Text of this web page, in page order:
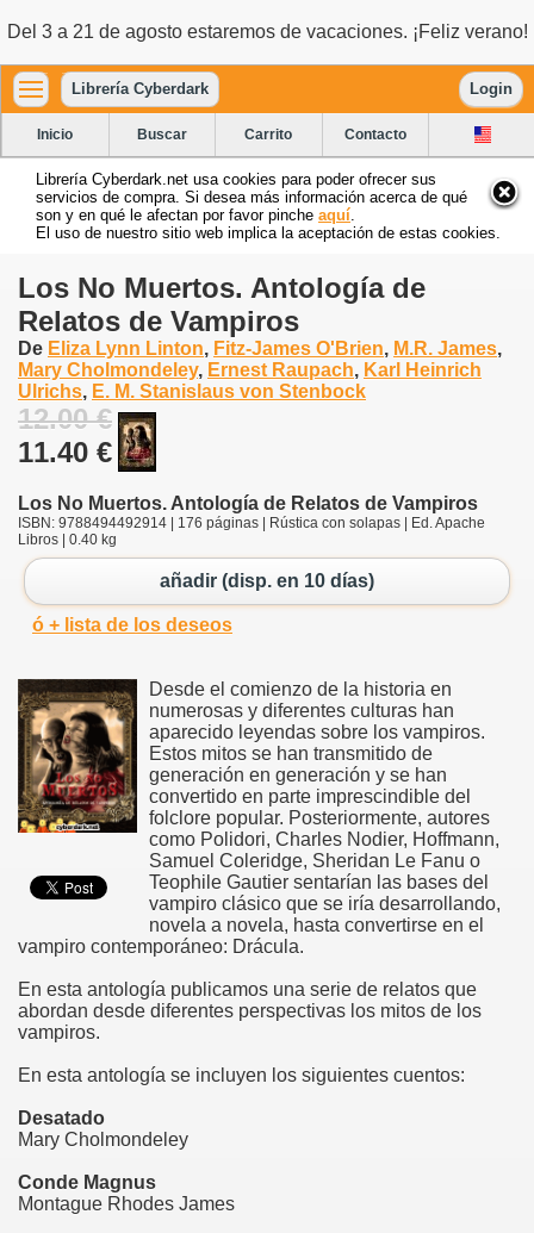
Del 3 a 21 de agosto estaremos de vacaciones. ¡Feliz verano!
Librería Cyberdark Login
Inicio Buscar Carrito Contacto
Librería Cyberdark.net usa cookies para poder ofrecer sus
servicios de compra. Si desea más información acerca de qué
son y en qué le afectan por favor pinche aquí
El uso de nuestro sitio web implica la aceptación de estas cookies.
Los No Muertos. Antología de
Relatos de Vampiros
De Eliza Lynn Linton, Fitz-James O'Brien, M.R. James,
Mary Cholmondeley, Ernest Raupach, Karl Heinrich
Ulrichs, E. M. Stanislaus von Stenbock
12.00 €
11.40 €
Los No Muertos. Antología de Relatos de Vampiros
ISBN: 9788494492914 | 176 páginas | Rústica con solapas | Ed. Apache
Libros | 0.40 kg
añadir (disp. en 10 días)
ó + lista de los deseos
Desde el comienzo de la historia en
numerosas y diferentes culturas han
aparecido leyendas sobre los vampiros.
Estos mitos se han transmitido de
generación en generación y se han
convertido en parte imprescindible del
folclore popular. Posteriormente, autores
como Polidori, Charles Nodier, Hoffmann,
Samuel Coleridge, Sheridan Le Fanu o
Teophile Gautier sentarían las bases del
vampiro clásico que se iría desarrollando,
novela a novela, hasta convertirse en el
vampiro contemporáneo: Drácula.
En esta antología publicamos una serie de relatos que
abordan desde diferentes perspectivas los mitos de los
vampiros.
En esta antología se incluyen los siguientes cuentos:
Desatado
Mary Cholmondeley
Conde Magnus
Montague Rhodes James